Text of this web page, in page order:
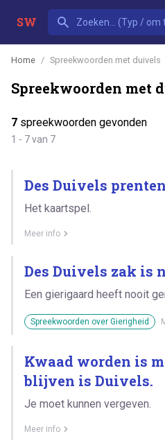
SW
Home Spreekwoorden met duivels
Spreekwoorden met
7 spreekwoorden gevonden
1 - 7 van 7
Des Duivels
Het kaartspel.
Meer info
Des Duivels zak is
Een gierigaard heeft nooit
Spreekwoorden over Gierigheid
Kwaad worden is
blijven is Duivels.
Je moet kunnen vergeven.
Meer info